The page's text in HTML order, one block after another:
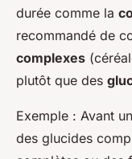
durée comme la
recommandé de
complexes
plutôt que des
Exemple : Avant
des glucides